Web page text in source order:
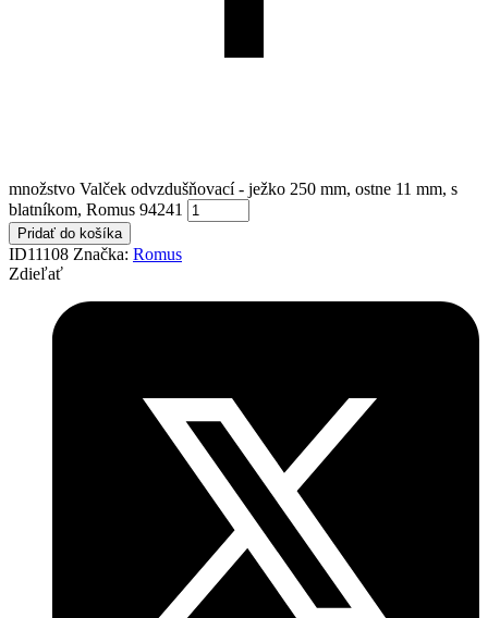
množstvo Valček odvzdušňovací - ježko 250 mm, ostne 11 mm, s
blatníkom, Romus 94241
Pridať do košíka
ID11108 Značka: Romus
Zdieľať